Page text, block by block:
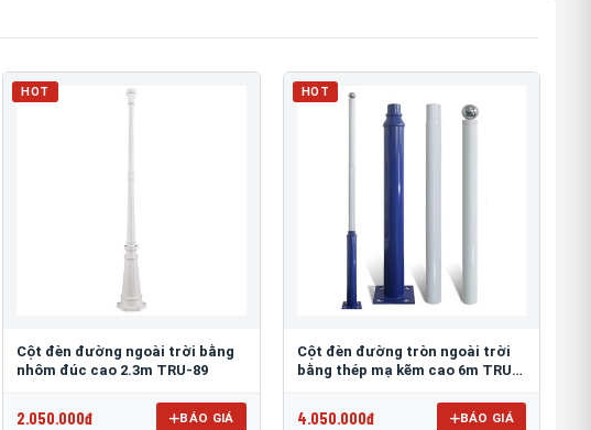
HOT
Cột đèn đường ngoài trời bằng
nhôm đúc cao 2.3m TRU-89
2.050.000đ BÁO GIÁ
HOT
Cột đèn đường tròn ngoài trời
bằng thép mạ kẽm cao 6m TRU-
4.050.000đ BÁO GIÁ